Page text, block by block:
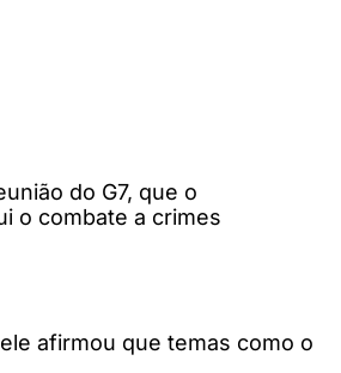
do G7, que o
o combate a crimes
afirmou que temas como o